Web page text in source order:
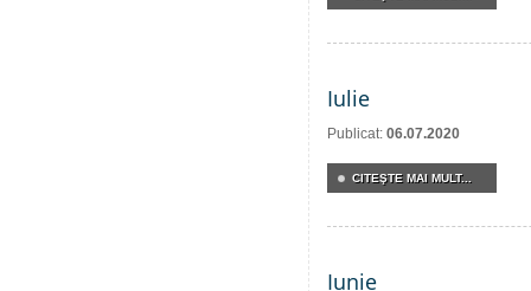
Iulie
Publicat: 06.07.2020
CITEŞTE MAI MULT...
Iunie